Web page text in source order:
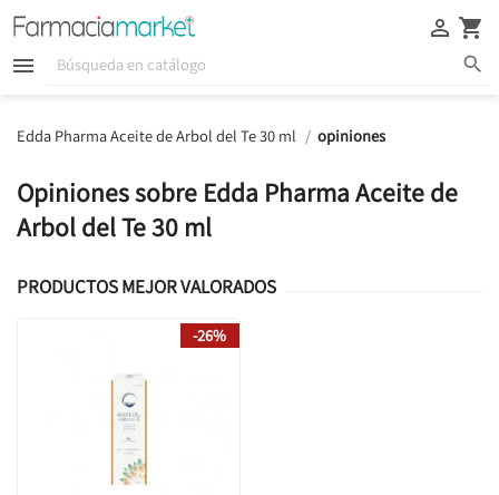
  
 
Edda Pharma Aceite de Arbol del Te 30 ml opiniones
Opiniones sobre Edda Pharma Aceite de
Arbol del Te 30 ml
PRODUCTOS MEJOR VALORADOS
-26%